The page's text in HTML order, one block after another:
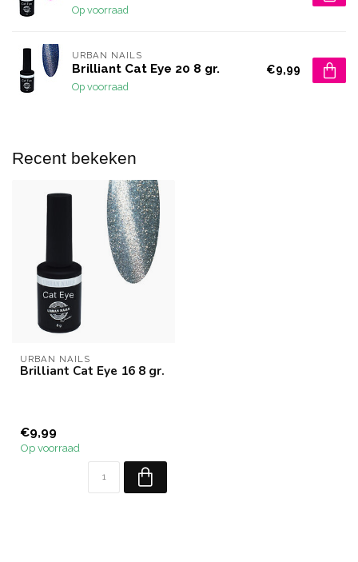
Op voorraad
URBAN NAILS
Brilliant Cat Eye 20 8 gr.
Op voorraad
€9,99
Recent bekeken
URBAN NAILS
Brilliant Cat Eye 16 8 gr.
€9,99
Op voorraad